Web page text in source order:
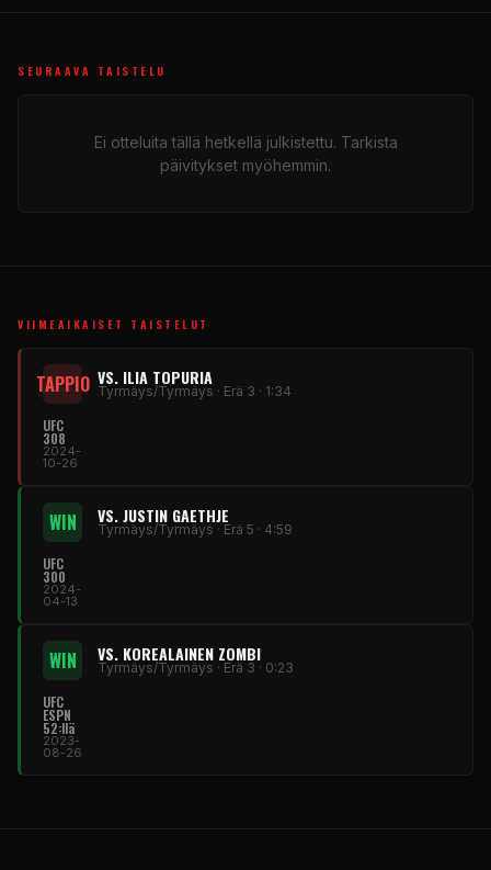
SEURAAVA TAISTELU
Ei otteluita tällä hetkellä julkistettu. Tarkista
päivitykset myöhemmin.
VIIMEAIKAISET TAISTELUT
TAPPIO VS. ILIA TOPURIA
Tyrmäys/Tyrmäys · Erä 3 · 1:34
UFC
308
2024-
10-26
WIN VS. JUSTIN GAETHJE
Tyrmäys/Tyrmäys · Erä 5 · 4:59
UFC
300
2024-
04-13
WIN VS. KOREALAINEN ZOMBI
Tyrmäys/Tyrmäys · Erä 3 · 0:23
UFC
ESPN
52:llä
2023-
08-26